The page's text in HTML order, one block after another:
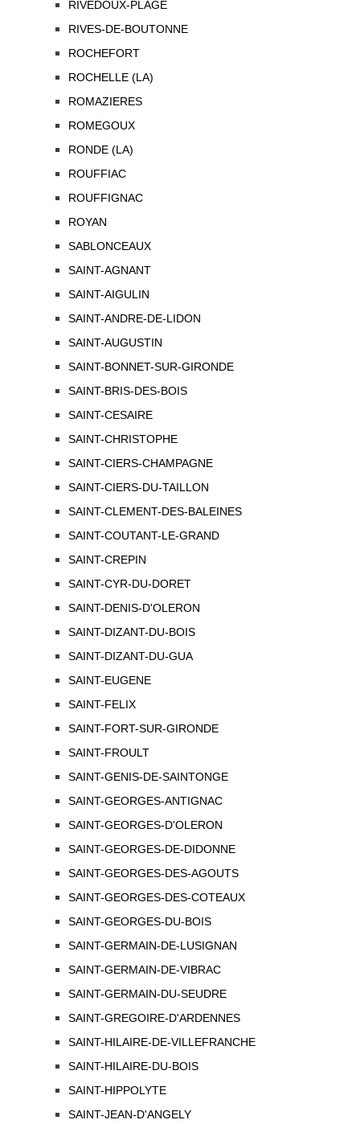
RIVEDOUX-PLAGE
RIVES-DE-BOUTONNE
ROCHEFORT
ROCHELLE (LA)
ROMAZIERES
ROMEGOUX
RONDE (LA)
ROUFFIAC
ROUFFIGNAC
ROYAN
SABLONCEAUX
SAINT-AGNANT
SAINT-AIGULIN
SAINT-ANDRE-DE-LIDON
SAINT-AUGUSTIN
SAINT-BONNET-SUR-GIRONDE
SAINT-BRIS-DES-BOIS
SAINT-CESAIRE
SAINT-CHRISTOPHE
SAINT-CIERS-CHAMPAGNE
SAINT-CIERS-DU-TAILLON
SAINT-CLEMENT-DES-BALEINES
SAINT-COUTANT-LE-GRAND
SAINT-CREPIN
SAINT-CYR-DU-DORET
SAINT-DENIS-D'OLERON
SAINT-DIZANT-DU-BOIS
SAINT-DIZANT-DU-GUA
SAINT-EUGENE
SAINT-FELIX
SAINT-FORT-SUR-GIRONDE
SAINT-FROULT
SAINT-GENIS-DE-SAINTONGE
SAINT-GEORGES-ANTIGNAC
SAINT-GEORGES-D'OLERON
SAINT-GEORGES-DE-DIDONNE
SAINT-GEORGES-DES-AGOUTS
SAINT-GEORGES-DES-COTEAUX
SAINT-GEORGES-DU-BOIS
SAINT-GERMAIN-DE-LUSIGNAN
SAINT-GERMAIN-DE-VIBRAC
SAINT-GERMAIN-DU-SEUDRE
SAINT-GREGOIRE-D'ARDENNES
SAINT-HILAIRE-DE-VILLEFRANCHE
SAINT-HILAIRE-DU-BOIS
SAINT-HIPPOLYTE
SAINT-JEAN-D'ANGELY